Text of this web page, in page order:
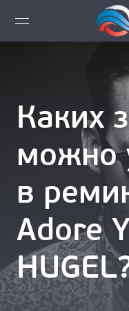
НОВИНКИ ЭФИРА
ПЛЕЙЛИСТ
СКАЧАТЬ ЭФИР
КАК СЛУШАТЬ!?
ГОРОДА ВЕЩАНИЯ
Каких
можно
в
Adore